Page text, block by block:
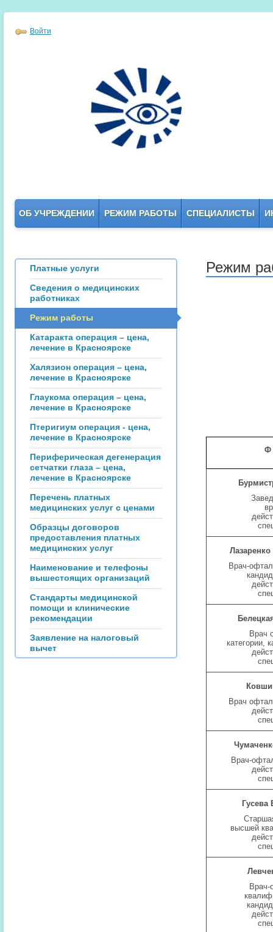
Войти
ОБ УЧРЕЖДЕНИИ РЕЖИМ РАБОТЫ СПЕЦИАЛИСТЫ
Платные услуги
Сведения о медицинских
работниках
Режим работы
Катаракта операция – цена,
лечение в Красноярске
Халязион операция – цена,
лечение в Красноярске
Глаукома операция – цена,
лечение в Красноярске
Птеригиум операция - цена,
лечение в Красноярске
Периферическая дегенерация
сетчатки глаза – цена,
лечение в Красноярске
Перечень платных
медицинских услуг с ценами
Образцы договоров
предоставления платных
медицинских услуг
Наименование и телефоны
вышестоящих организаций
Стандарты медицинской
помощи и клинические
рекомендации
Заявление на налоговый
вычет
Режим
Ф
Врач-
Врач
категории,
Врач
Врач-
Гусева
высшей